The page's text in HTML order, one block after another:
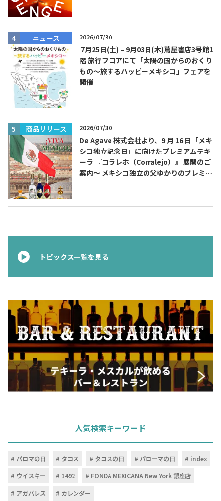
ニュース 2026/07/30
7月25日(土) – 9月03日(木)蔦屋書店3号館1
階 旅行フロアにて「太陽の国からのおくり
もの～旅するハッピーメキシコ」フェアを
開催
商品リリース 2026/07/30
De Agave 株式会社より、9 月 16 日「メキ
シコ独立記念日」に向けたプレミアムテキ
ーラ 『コラレホ（Corralejo）』 展開のご
案内〜 メキシコ独立の父ゆかりのプレミア
トピックス一覧を見る
人気検索キーワード
パロマの日 タコス タコスの日 パローマの日
index
ウイスキー
1492
FONDA MEXICANA New York 銀座店
アガバレス
カレンダー